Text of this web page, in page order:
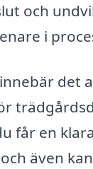
och
i
det
får en
även